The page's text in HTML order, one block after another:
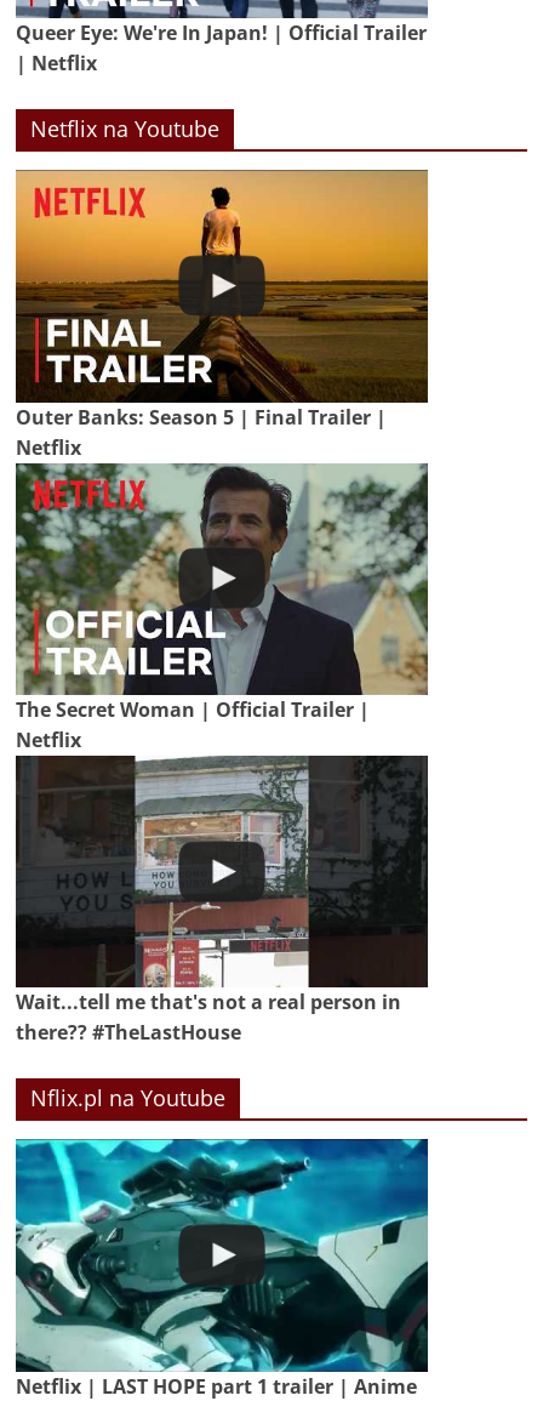
Queer Eye: We're In Japan! | Official Trailer
| Netflix
Netflix na Youtube
Outer Banks: Season 5 | Final Trailer |
Netflix
The Secret Woman | Official Trailer |
Netflix
Wait...tell me that's not a real person in
there?? #TheLastHouse
Nflix.pl na Youtube
Netflix | LAST HOPE part 1 trailer | Anime